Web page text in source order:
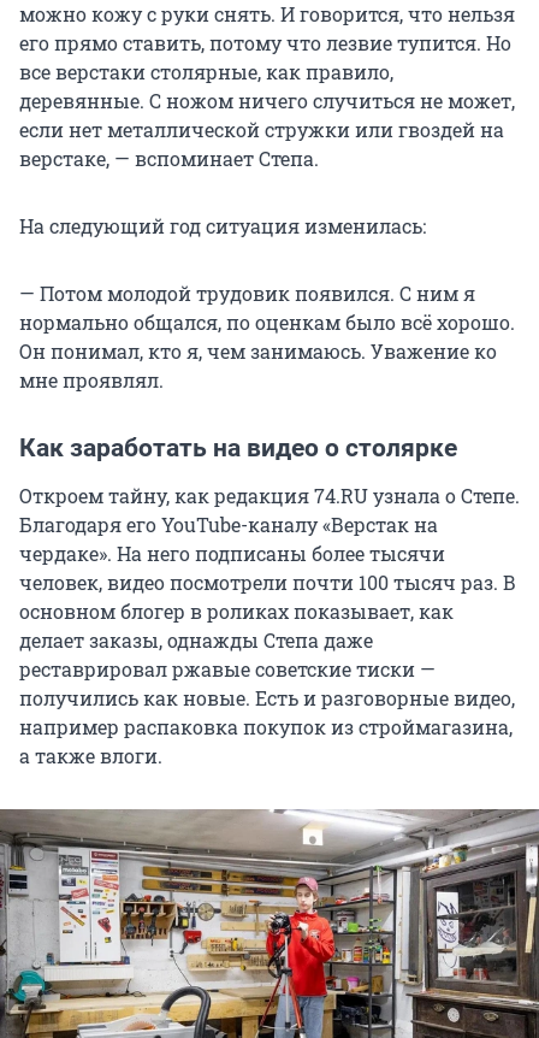
можно кожу с руки снять. И говорится, что нельзя
его прямо ставить, потому что лезвие тупится. Но
все верстаки столярные, как правило,
деревянные. С ножом ничего случиться не может,
если нет металлической стружки или гвоздей на
верстаке, — вспоминает Степа.
На следующий год ситуация изменилась:
— Потом молодой трудовик появился. С ним я
нормально общался, по оценкам было всё хорошо.
Он понимал, кто я, чем занимаюсь. Уважение ко
мне проявлял.
Как заработать на видео о столярке
Откроем тайну, как редакция 74.RU узнала о Степе.
Благодаря его YouTube-каналу «Верстак на
чердаке». На него подписаны более тысячи
человек, видео посмотрели почти 100 тысяч раз. В
основном блогер в роликах показывает, как
делает заказы, однажды Степа даже
реставрировал ржавые советские тиски —
получились как новые. Есть и разговорные видео,
например распаковка покупок из строймагазина,
а также влоги.